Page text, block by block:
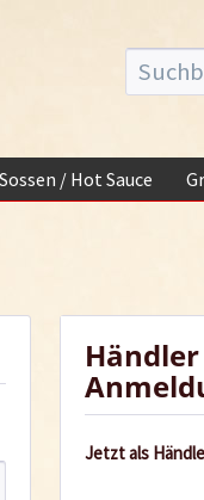
/ Hot Sauce
Jetzt als